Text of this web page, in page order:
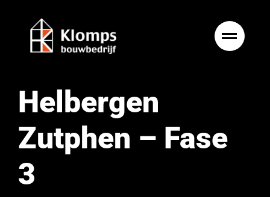
Helbergen
Zutphen – Fase
3